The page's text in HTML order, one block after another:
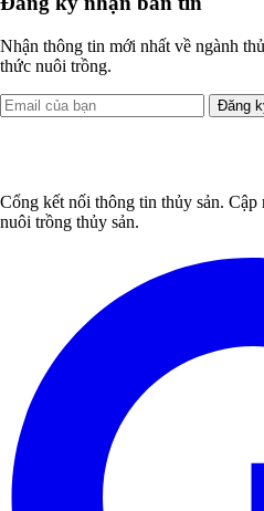
Nhận thông tin mới nhất về ngành
thức nuôi trồng.
Đăng
Cổng kết nối thông tin thủy sản.
nuôi trồng thủy sản.